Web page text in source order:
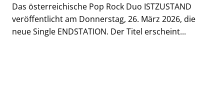
Das österreichische Pop Rock Duo ISTZUSTAND
veröffentlicht am Donnerstag, 26. März 2026, die
neue Single ENDSTATION. Der Titel erscheint...